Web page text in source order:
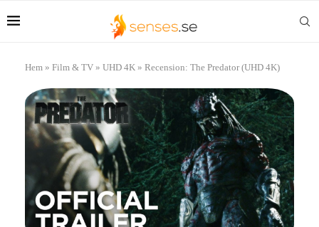
Hem » Film & TV » UHD 4K » Recension: The Predator (UHD 4K)